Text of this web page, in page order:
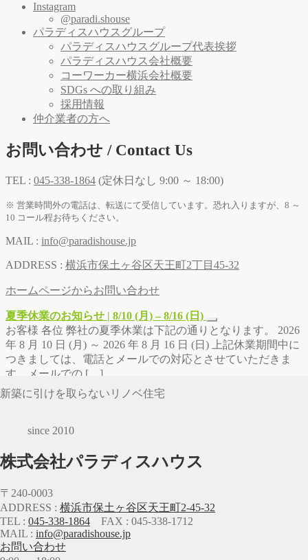
新築に引けを取らないリノベ住宅
since 2010
株式会社パラディスハウス
〒240-0003
ADDRESS : 横浜市保土ヶ谷区天王町2-45-32
TEL : 045-338-1864 FAX : 045-338-1712
MAIL : info@paradishouse.jp
お問い合わせ
Instagram
@paradi.shouse
パラディスハウスグループ
パラディスハウスグループ代表挨拶
パラディスハウス会社概要
コーワーカー横浜会社概要
SDGs への取り組み
採用情報
仲介業者の方へ
お問い合わせ / Contact Us
TEL : 045-338-1864 (定休日なし 9:00 ～ 18:00)
※ 営業時間外の電話は、転送にて受信しています。恐れ入りますが、8 ～
10 コール程お待ちください。
MAIL : info@paradishouse.jp
ADDRESS : 横浜市保土ヶ谷区天王町2丁目45-32
ホームページからお問い合わせ
夏季休業のお知らせ | 8/10 (月) – 8/16 (日)
お客様 各位 弊社の夏季休業は下記の通りとなります。 2026
年 8 月 10 日 (月) ～ 2026 年 8 月 16 日 (日) 上記休業期間中に
つきましては、電話とメールでの対応とさせていただきま
す。メールでの […]